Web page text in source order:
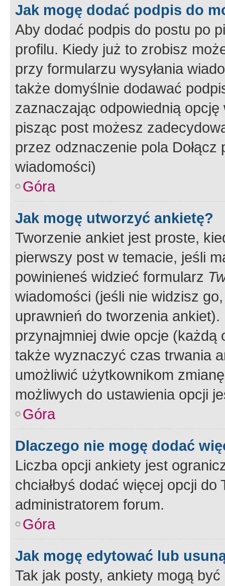
Jak mogę dodać podpis do
Aby dodać podpis do postu po
profilu. Kiedy już to zrobisz
przy formularzu wysyłania
także domyślnie dodawać
zaznaczając odpowiednią
pisząc post możesz
przez odznaczenie pola
wiadomości)
Góra
Jak mogę utworzyć ankietę?
Tworzenie ankiet jest proste,
pierwszy post w temacie, jeśli
powinieneś widzieć formularz
wiadomości (jeśli nie widzisz
uprawnień do tworzenia
przynajmniej dwie opcje
także wyznaczyć czas trwania
umożliwić użytkownikom
możliwych do ustawienia opcji
Góra
Dlaczego nie mogę dodać
Liczba opcji ankiety jest
chciałbyś dodać więcej opcji
administratorem forum.
Góra
Jak mogę edytować lub
Tak jak posty, ankiety mogą